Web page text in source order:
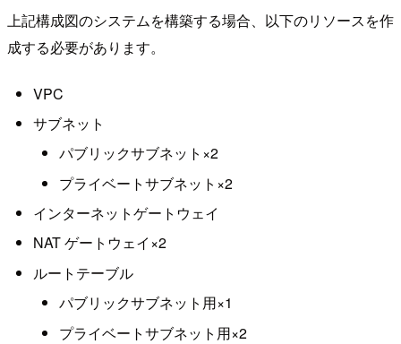
上記構成図のシステムを構築する場合、以下のリソースを作
成する必要があります。
VPC
サブネット
パブリックサブネット×2
プライベートサブネット×2
インターネットゲートウェイ
NAT ゲートウェイ×2
ルートテーブル
パブリックサブネット用×1
プライベートサブネット用×2